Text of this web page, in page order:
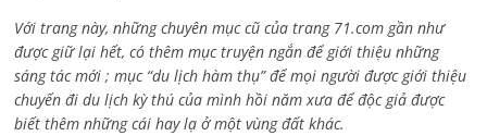
Với trang này, những chuyên mục cũ của trang 71.com gần như
được giữ lại hết, có thêm mục truyện ngắn để giới thiệu những
sáng tác mới ; mục “du lịch hàm thụ” để mọi người được giới thiệu
chuyến đi du lịch kỳ thú của mình hồi năm xưa để độc giả được
biết thêm những cái hay lạ ở một vùng đất khác.